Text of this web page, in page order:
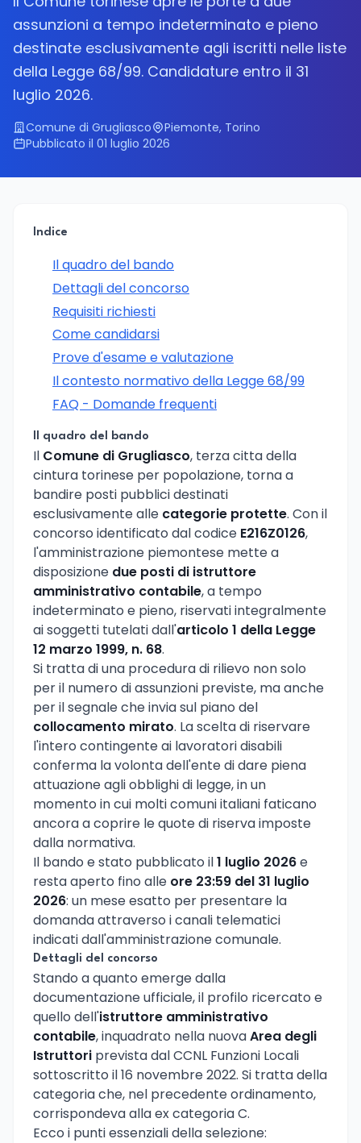
assunzioni a tempo indeterminato e pieno
destinate esclusivamente agli iscritti nelle liste
della Legge 68/99. Candidature entro il 31
luglio 2026.
Comune di Grugliasco
Piemonte, Torino
Pubblicato il 01 luglio 2026
Indice
Il quadro del bando
Dettagli del concorso
Requisiti richiesti
Come candidarsi
Prove d'esame e valutazione
Il contesto normativo della Legge 68/99
FAQ - Domande frequenti
Il quadro del bando
Il Comune di Grugliasco, terza citta della
cintura torinese per popolazione, torna a
bandire posti pubblici destinati
esclusivamente alle categorie protette. Con il
concorso identificato dal codice E216Z0126,
l'amministrazione piemontese mette a
disposizione due posti di istruttore
amministrativo contabile, a tempo
indeterminato e pieno, riservati integralmente
ai soggetti tutelati dall'articolo 1 della Legge
12 marzo 1999, n. 68.
Si tratta di una procedura di rilievo non solo
per il numero di assunzioni previste, ma anche
per il segnale che invia sul piano del
collocamento mirato. La scelta di riservare
l'intero contingente ai lavoratori disabili
conferma la volonta dell'ente di dare piena
attuazione agli obblighi di legge, in un
momento in cui molti comuni italiani faticano
ancora a coprire le quote di riserva imposte
dalla normativa.
Il bando e stato pubblicato il1 luglio 2026e
resta aperto fino alle ore 23:59 del 31 luglio
2026: un mese esatto per presentare la
domanda attraverso i canali telematici
indicati dall'amministrazione comunale.
Dettagli del concorso
Stando a quanto emerge dalla
documentazione ufficiale, il profilo ricercato e
quello dell'istruttore amministrativo
contabile, inquadrato nella nuovaArea degli
Istruttori prevista dal CCNL Funzioni Locali
sottoscritto il 16 novembre 2022. Si tratta della
categoria che, nel precedente ordinamento,
corrispondeva alla ex categoria C.
Ecco i punti essenziali della selezione: